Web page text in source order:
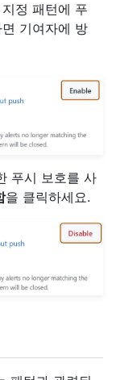
정 패턴에 푸
기여자에 방
푸시 보호를 사
을 클릭하세요.